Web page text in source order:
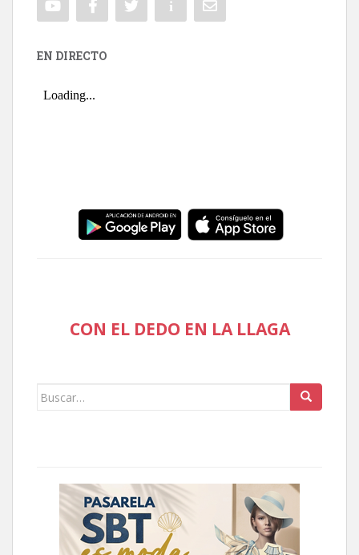
EN DIRECTO
CON EL DEDO EN LA LLAGA
Buscar: